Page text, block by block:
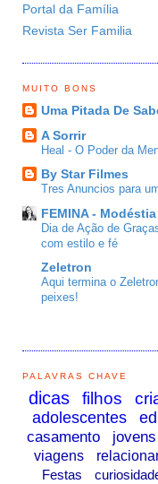
Portal da Família
Revista Ser Familia
MUITO BONS
Uma Pitada De
A Sorrir
Heal - O Poder da
By Star Filmes
Tres Anuncios para
FEMINA -
Dia de Ação de
com estilo e fé
Zeletron
Aqui termina o
peixes!
PALAVRAS CHAVE
dicas filhos
adolescentes
casamento
jovens
viagens
Festas